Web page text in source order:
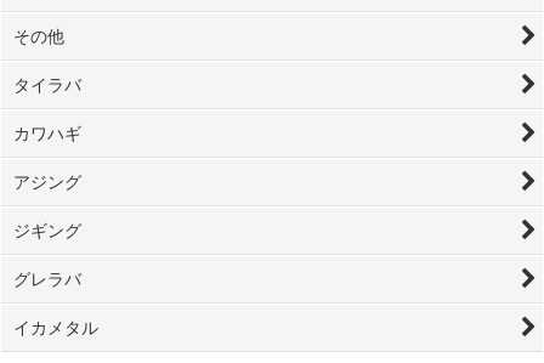
その他
タイラバ
カワハギ
アジング
ジギング
グレラバ
イカメタル